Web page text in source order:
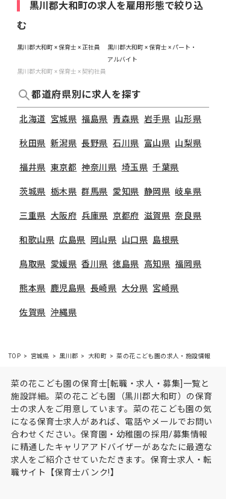
黒川郡大和町の求人を雇用形態で絞り込
む
黒川郡大和町 × 保育士 × 正社員
黒川郡大和町 × 保育士 × パート・
アルバイト
黒川郡大和町 × 保育士 × 契約社員
都道府県別に求人を探す
北海道 宮城県 福島県 青森県 岩手県 山形県
秋田県 新潟県 長野県 石川県 富山県 山梨県
福井県 東京都 神奈川県 埼玉県 千葉県
茨城県 栃木県 群馬県 愛知県 静岡県 岐阜県
三重県 大阪府 兵庫県 京都府 滋賀県 奈良県
和歌山県 広島県 岡山県 山口県 島根県
鳥取県 愛媛県 香川県 徳島県 高知県 福岡県
熊本県 鹿児島県 長崎県 大分県 宮崎県
佐賀県 沖縄県
TOP 宮城県 黒川郡 大和町 菜の花こども園の求人・施設情報
菜の花こども園の保育士[転職・求人・募集]一覧と
施設詳細。菜の花こども園（黒川郡大和町）の保育
士の求人をご用意しています。菜の花こども園の気
になる保育士求人があれば、電話やメールでお問い
合わせください。保育園・幼稚園の採用/募集情報
に精通したキャリアアドバイザーがあなたに最適な
求人をご紹介させていただきます。保育士求人・転
職サイト【保育士バンク!】